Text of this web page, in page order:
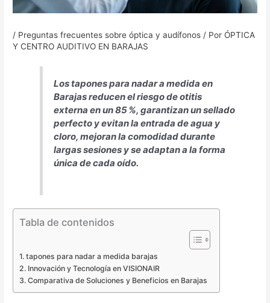
/ Preguntas frecuentes sobre óptica y audífonos / Por ÓPTICA
Y CENTRO AUDITIVO EN BARAJAS
Los tapones para nadar a medida en
Barajas reducen el riesgo de otitis
externa en un 85 %, garantizan un sellado
perfecto y evitan la entrada de agua y
cloro, mejoran la comodidad durante
largas sesiones y se adaptan a la forma
única de cada oído.
Tabla de contenidos
tapones para nadar a medida barajas
Innovación y Tecnología en VISIONAIR
Comparativa de Soluciones y Beneficios en Barajas